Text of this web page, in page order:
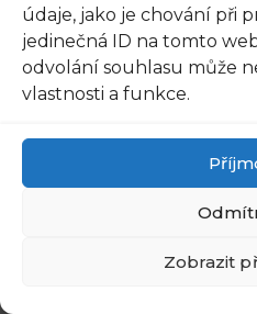
údaje, jako je chování při
jedinečná ID na tomto
odvolání souhlasu může
vlastnosti a funkce.
Zobrazit